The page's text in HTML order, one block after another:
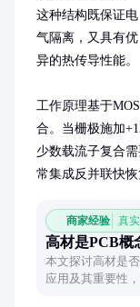
这种结构既保证电
气隔离，又具有优
异的热传导性能。
工作原理基于
合。当栅极施加
少数载流子复合
常集成反并联快
商家经验 真
高材是PCB概
本文探讨高材是
应用及其重要性